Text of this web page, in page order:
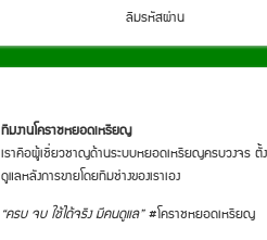
ลืมรหัสผ่าน
ทีมงานโคราชหยอดเหรียญ
เราคือผู้เชี่ยวชาญด้านระบบหยอดเหรียญครบวงจร ตั้
ดูแลหลังการขายโดยทีมช่างของเราเอง
“ครบ จบ ใช้ได้จริง มีคนดูแล”#โคราชหยอดเหรียญ